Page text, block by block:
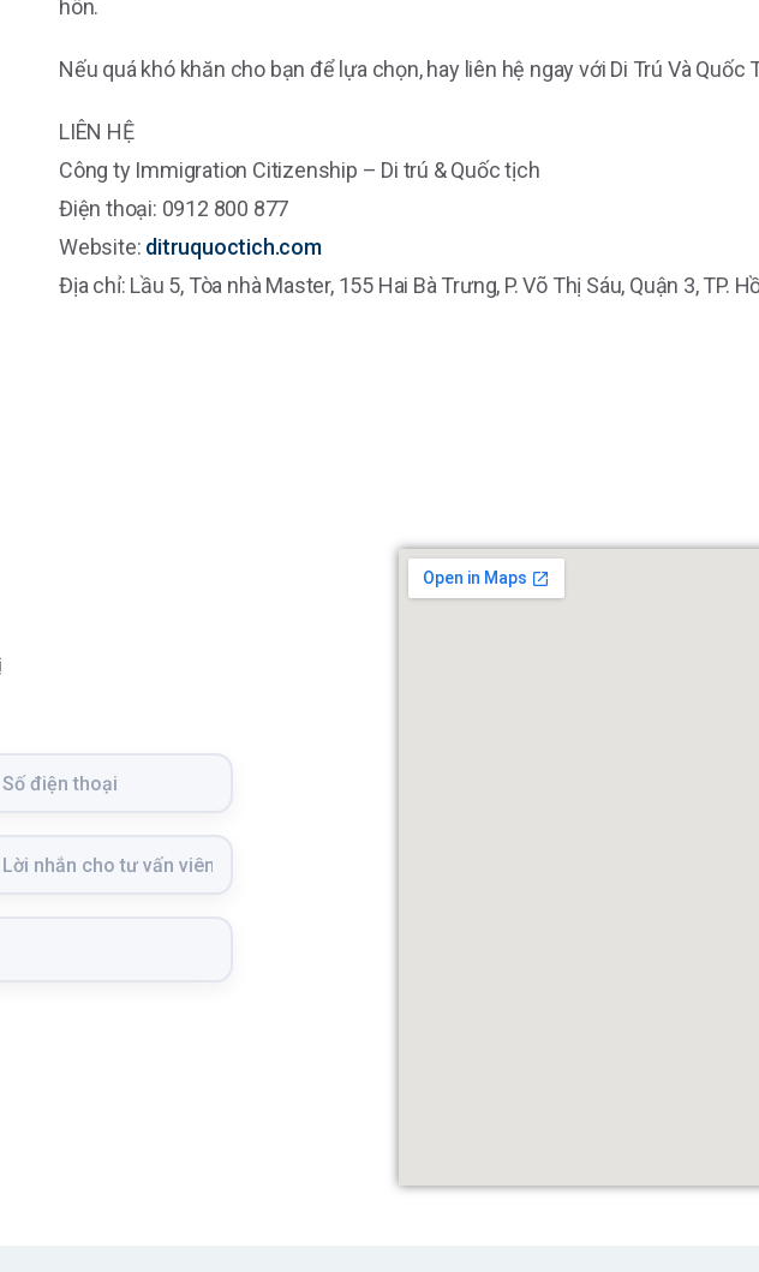
hôn.
Nếu quá khó khăn cho bạn để lựa chọn, hay liên hệ ngay với Di Trú Và Quốc
LIÊN HỆ
Công ty Immigration Citizenship – Di trú & Quốc tịch
Điện thoại: 0912 800 877
Website: ditruquoctich.com
Địa chỉ: Lầu 5, Tòa nhà Master, 155 Hai Bà Trưng, P. Võ Thị Sáu, Quận 3, TP.